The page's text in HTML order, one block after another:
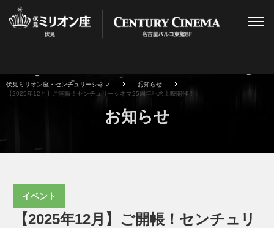
伏見ミリオン座・センチュリーシネマ
お知らせ
【2025年12月】ご開帳！センチュリーシネマ25周年記念上映開催！
お知らせ
イベント
【2025年12月】ご開帳！センチュリ